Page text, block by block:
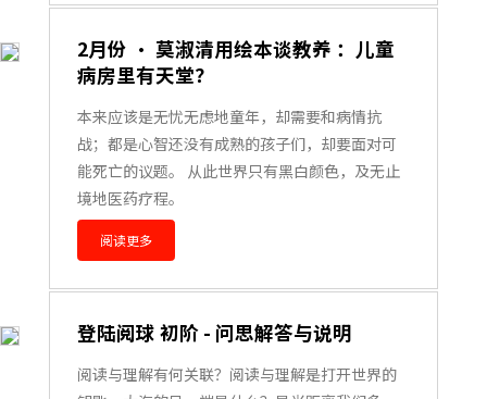
2月份 · 莫淑清用绘本谈教养 ：儿童
病房里有天堂？
本来应该是无忧无虑地童年，却需要和病情抗
战；都是心智还没有成熟的孩子们，却要面对可
能死亡的议题。 从此世界只有黑白颜色，及无止
境地医药疗程。
阅读更多
登陆阅球 初阶 - 问思解答与说明
阅读与理解有何关联？阅读与理解是打开世界的